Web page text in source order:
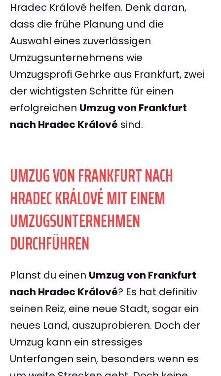
Hradec Králové helfen. Denk daran,
dass die frühe Planung und die
Auswahl eines zuverlässigen
Umzugsunternehmens wie
Umzugsprofi Gehrke aus Frankfurt, zwei
der wichtigsten Schritte für einen
erfolgreichen Umzug von Frankfurt
nach Hradec Králové sind.
UMZUG VON FRANKFURT NACH
HRADEC KRÁLOVÉ MIT EINEM
UMZUGSUNTERNEHMEN
DURCHFÜHREN
Planst du einen Umzug von Frankfurt
nach Hradec Králové? Es hat definitiv
seinen Reiz, eine neue Stadt, sogar ein
neues Land, auszuprobieren. Doch der
Umzug kann ein stressiges
Unterfangen sein, besonders wenn es